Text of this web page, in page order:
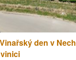
den v